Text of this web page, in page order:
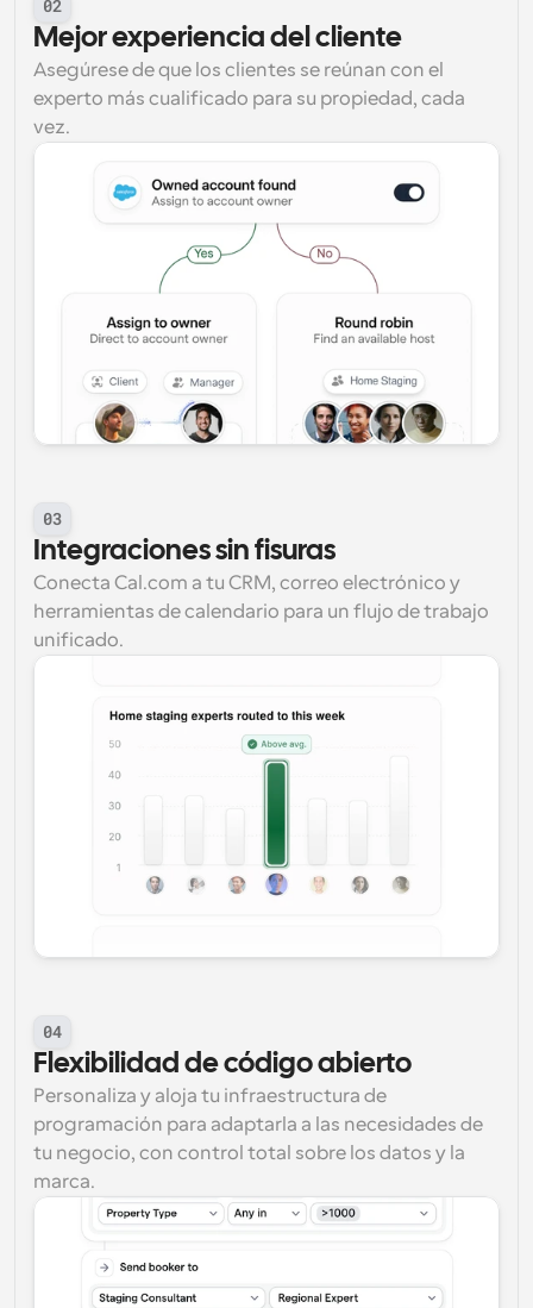
02
Mejor experiencia del cliente
Asegúrese de que los clientes se reúnan con el
experto más cualificado para su propiedad, cada
vez.
03
Integraciones sin fisuras
Conecta Cal.com a tu CRM, correo electrónico y
herramientas de calendario para un flujo de trabajo
unificado.
04
Flexibilidad de código abierto
Personaliza y aloja tu infraestructura de
programación para adaptarla a las necesidades de
tu negocio, con control total sobre los datos y la
marca.